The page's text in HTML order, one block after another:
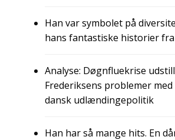
Han var symbolet på
hans fantastiske historier
Analyse: Døgnfluekrise
Frederiksens problemer
dansk udlændingepolitik
Han har så mange hits. En